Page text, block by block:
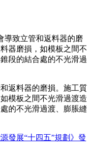
導致立管和返料器的磨
器磨損，如模板之間不
段的結合處的不光滑過
返料器的磨損。施工質
模板之間不光滑過渡造
的不光滑過渡、膨脹縫
發展“十四五”規劃》發